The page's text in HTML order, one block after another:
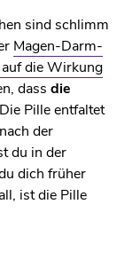
sind schlimm
Magen-Darm-
die Wirkung
dass die
Pille entfaltet
der
du in der
dich früher
ist die Pille